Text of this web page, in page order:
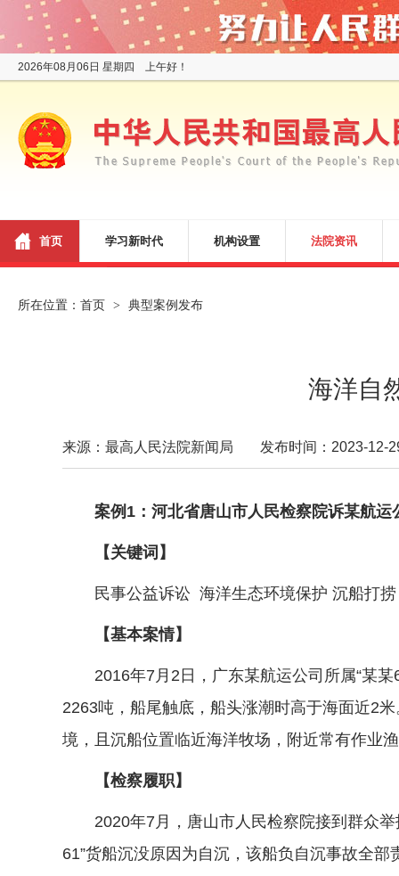
2026年08月06日 星期四 上午好！
首页 学习新时代 机构设置 法院资讯
所在位置： 首页 > 典型案例发布
海洋自
来源：最高人民法院新闻局 发布时间：2023-12-
案例1：河北省唐山市人民检察院诉某航
【关键词】
民事公益诉讼 海洋生态环境保护 沉船打捞
【基本案情】
2016年7月2日，广东某航运公司所属“某某
2263吨，船尾触底，船头涨潮时高于海面近2
境，且沉船位置临近海洋牧场，附近常有作业
【检察履职】
2020年7月，唐山市人民检察院接到群众举
61”货船沉没原因为自沉，该船负自沉事故全